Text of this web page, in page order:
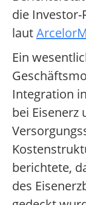
die
laut
Ein
Integration
bei Eisenerz
berichtete,
des